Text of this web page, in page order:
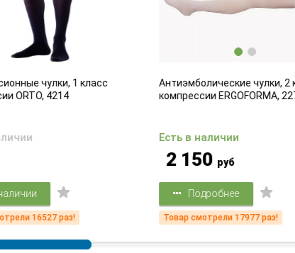
чулки, 1 класс
4214
16527 раз!
Антиэмболические чулки, 2 класс
компрессии ERGOFORMA, 227
Есть в наличии
2 150 руб
Подробнее
Товар смотрели 17977 раз!